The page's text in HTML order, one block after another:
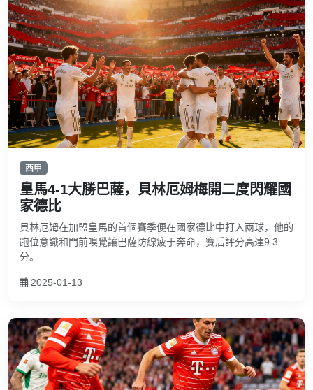
西甲
皇馬4-1大勝巴薩，貝林厄姆梅開二度閃耀國
家德比
貝林厄姆在加盟皇馬的首個賽季便在國家德比中打入兩球，他的
跑位意識和門前嗅覺讓巴薩防線疲于奔命，賽后評分高達9.3
分。
2025-01-13